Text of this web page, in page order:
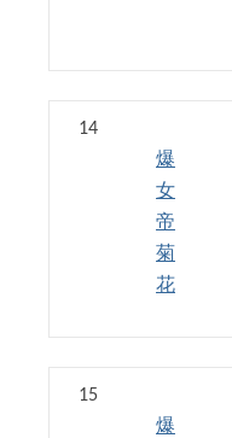
14
爆
女
帝
菊
花
15
爆